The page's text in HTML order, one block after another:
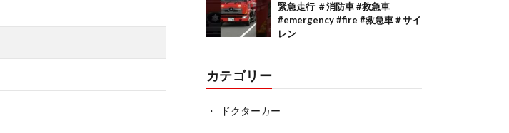
緊急走行 ＃消防車 #救急車
#emergency #fire #救急車＃サイ
レン
カテゴリー
ドクターカー